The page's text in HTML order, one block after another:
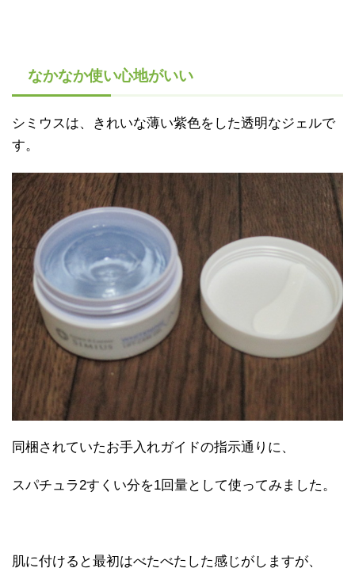
なかなか使い心地がいい
シミウスは、きれいな薄い紫色をした透明なジェルで
す。
同梱されていたお手入れガイドの指示通りに、
スパチュラ2すくい分を1回量として使ってみました。
肌に付けると最初はべたべたした感じがしますが、